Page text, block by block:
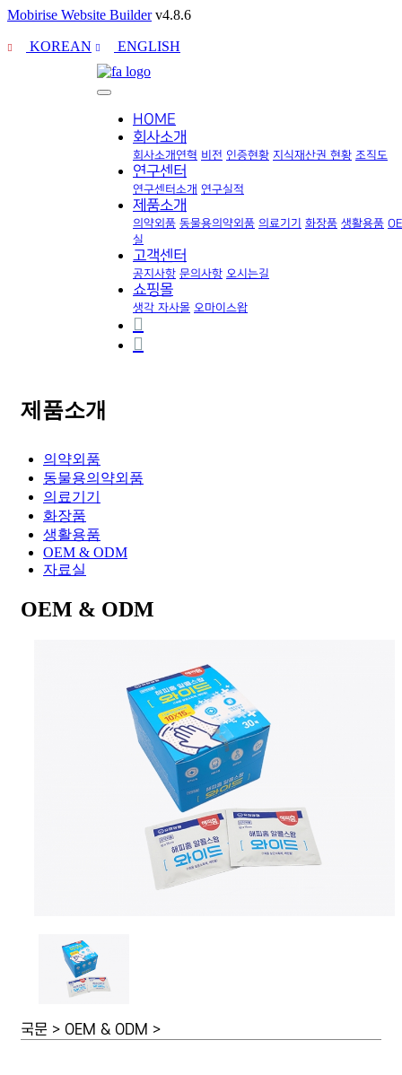
Mobirise Website Builderv4.8.6
KOREAN ENGLISH
HOME
회사소개
회사소개연혁 비전 인증현황 지식재산권 현황 조직도
연구센터
연구센터소개 연구실적
제품소개
의약외품 동물용의약외품 의료기기 화장품 생활용품
실
고객센터
공지사항 문의사항 오시는길
쇼핑몰
생각 자사몰 오마이스왑
제품소개
의약외품
동물용의약외품
의료기기
화장품
생활용품
OEM & ODM
자료실
OEM & ODM
국문 > OEM & ODM >